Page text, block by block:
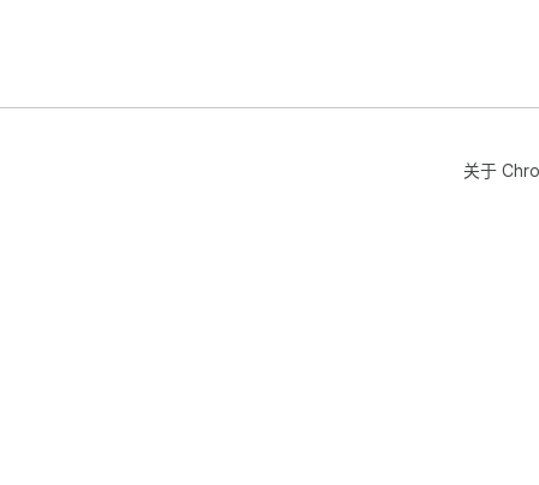
关于